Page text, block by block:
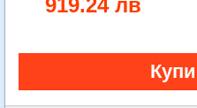
919.24 лв